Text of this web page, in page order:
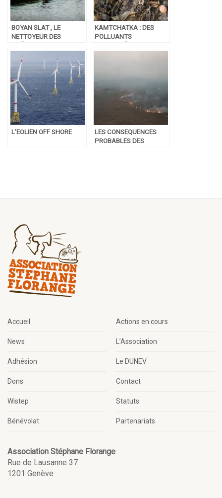
BOYAN SLAT , LE
NETTOYEUR DES
KAMTCHATKA : DES
POLLUANTS
L’EOLIEN OFF SHORE
LES CONSEQUENCES
PROBABLES DES
Accueil Actions en cours
News L’Association
Adhésion Le DUNEV
Dons Contact
Wistep Statuts
Bénévolat Partenariats
Association Stéphane Florange
Rue de Lausanne 37
1201 Genève